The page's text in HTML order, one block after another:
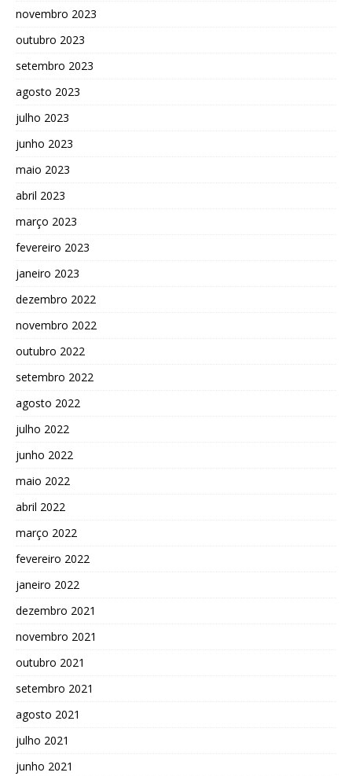
novembro 2023
outubro 2023
setembro 2023
agosto 2023
julho 2023
junho 2023
maio 2023
abril 2023
março 2023
fevereiro 2023
janeiro 2023
dezembro 2022
novembro 2022
outubro 2022
setembro 2022
agosto 2022
julho 2022
junho 2022
maio 2022
abril 2022
março 2022
fevereiro 2022
janeiro 2022
dezembro 2021
novembro 2021
outubro 2021
setembro 2021
agosto 2021
julho 2021
junho 2021